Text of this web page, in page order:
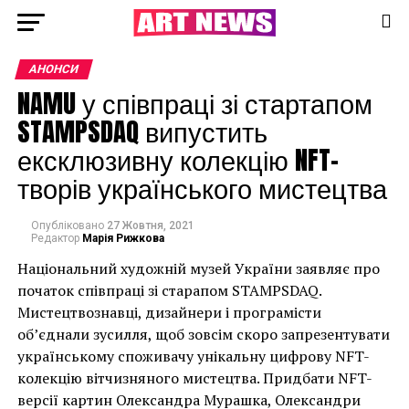
АНОНСИ
NAMU у співпраці зі стартапом
STAMPSDAQ випустить
ексклюзивну колекцію NFT-
творів українського мистецтва
Опубліковано 27 Жовтня, 2021
Редактор Марія Рижкова
Національний художній музей України заявляє про
початок співпраці зі старапом STAMPSDAQ.
Мистецтвознавці, дизайнери і програмісти
об’єднали зусилля, щоб зовсім скоро запрезентувати
українському споживачу унікальну цифрову NFT-
колекцію вітчизняного мистецтва. Придбати NFT-
версії картин Олександра Мурашка, Олександри